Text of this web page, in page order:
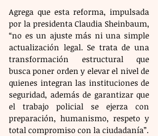
Agrega que esta reforma, impulsada
por la presidenta Claudia Sheinbaum,
“no es un ajuste más ni una simple
actualización legal. Se trata de una
transformación estructural que
busca poner orden y elevar el nivel de
quienes integran las instituciones de
seguridad, además de garantizar que
el trabajo policial se ejerza con
preparación, humanismo, respeto y
total compromiso con la ciudadanía”.